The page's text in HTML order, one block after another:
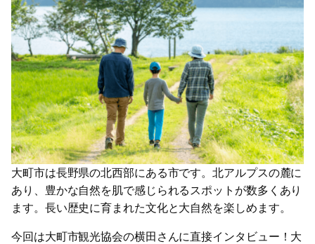
大町市は長野県の北西部にある市です。北アルプスの麓に
あり、豊かな自然を肌で感じられるスポットが数多くあり
ます。長い歴史に育まれた文化と大自然を楽しめます。
今回は大町市観光協会の横田さんに直接インタビュー！大